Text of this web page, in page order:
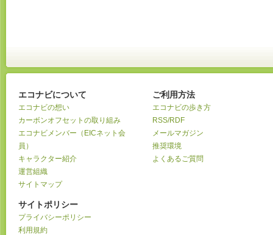
エコナビについて
エコナビの想い
カーボンオフセットの取り組み
エコナビメンバー（EICネット会
員）
キャラクター紹介
運営組織
サイトマップ
サイトポリシー
プライバシーポリシー
利用規約
ご利用方法
エコナビの歩き方
RSS/RDF
メールマガジン
推奨環境
よくあるご質問